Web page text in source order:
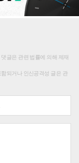
글은 관련 법률에 의해 제재
되거나 인신공격성 글은 관